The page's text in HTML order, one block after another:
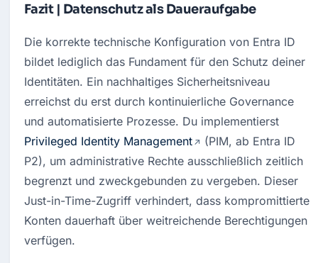
Fazit | Datenschutz als Daueraufgabe
Die korrekte technische Konfiguration von Entra ID
bildet lediglich das Fundament für den Schutz deiner
Identitäten. Ein nachhaltiges Sicherheitsniveau
erreichst du erst durch kontinuierliche Governance
Privileged Identity Management
(PIM, ab Entra ID
P2), um administrative Rechte ausschließlich zeitlich
begrenzt und zweckgebunden zu vergeben. Dieser
Just-in-Time-Zugriff verhindert, dass kompromittierte
Konten dauerhaft über weitreichende Berechtigungen
verfügen.